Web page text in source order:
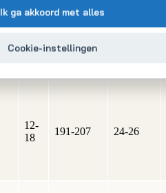
12-
18
191-207 24-26
Ik ga akkoord met alles
Cookie-instellingen